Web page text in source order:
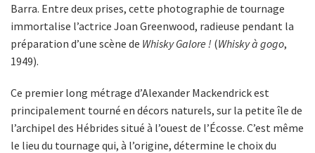
Barra. Entre deux prises, cette photographie de tournage
immortalise l’actrice Joan Greenwood, radieuse pendant la
préparation d’une scène de Whisky Galore ! (Whisky à gogo,
1949).
Ce premier long métrage d’Alexander Mackendrick est
principalement tourné en décors naturels, sur la petite île de
l’archipel des Hébrides situé à l’ouest de l’Écosse. C’est même
le lieu du tournage qui, à l’origine, détermine le choix du